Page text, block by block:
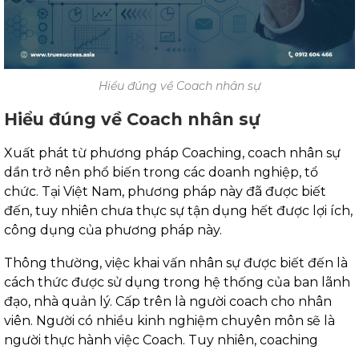
Hiểu đúng về Coach nhân sự
Hiểu đúng về Coach nhân sự
Xuất phát từ phương pháp Coaching, coach nhân sự
dần trở nên phổ biến trong các doanh nghiệp, tổ
chức. Tại Việt Nam, phương pháp này đã được biết
đến, tuy nhiên chưa thực sự tận dụng hết được lợi ích,
công dụng của phương pháp này.
Thông thường, việc khai vấn nhân sự được biết đến là
cách thức được sử dụng trong hệ thống của ban lãnh
đạo, nhà quản lý. Cấp trên là người coach cho nhân
viên. Người có nhiều kinh nghiệm chuyên môn sẽ là
người thực hành việc Coach. Tuy nhiên, coaching